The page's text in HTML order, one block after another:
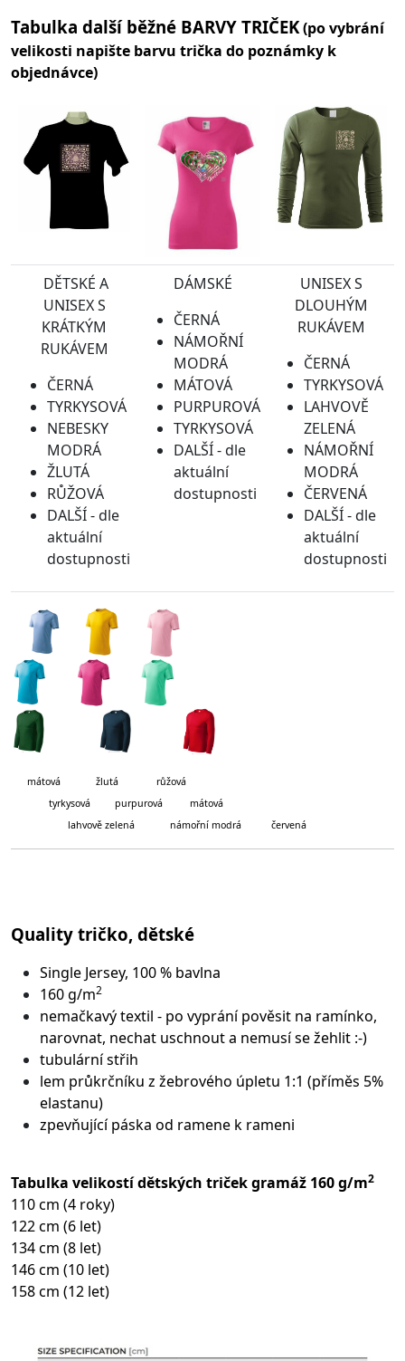
Tabulka další běžné BARVY TRIČEK(po vybrání
velikosti napište barvu trička do poznámky k
objednávce)
DĚTSKÉ A
UNISEX S
KRÁTKÝM
RUKÁVEM
ČERNÁ
TYRKYSOVÁ
NEBESKY
MODRÁ
ŽLUTÁ
RŮŽOVÁ
DALŠÍ - dle
aktuální
dostupnosti
DÁMSKÉ
ČERNÁ
NÁMOŘNÍ
MODRÁ
MÁTOVÁ
PURPUROVÁ
TYRKYSOVÁ
DALŠÍ - dle
aktuální
dostupnosti
UNISEX S
DLOUHÝM
RUKÁVEM
ČERNÁ
TYRKYSOVÁ
LAHVOVĚ
ZELENÁ
NÁMOŘNÍ
MODRÁ
ČERVENÁ
DALŠÍ - dle
aktuální
dostupnosti
mátová
žlutá růžová
tyrkysová purpurová mátová
lahvově zelená námořní modrá červená
Quality tričko, dětské
Single Jersey, 100 % bavlna
160 g/m2
nemačkavý textil - po vyprání pověsit na ramínko,
narovnat, nechat uschnout a nemusí se žehlit :-)
tubulární střih
lem průkrčníku z žebrového úpletu 1:1 (příměs 5%
elastanu)
zpevňující páska od ramene k rameni
Tabulka velikostí dětských triček gramáž 160 g/m2
110 cm (4 roky)
122 cm (6 let)
134 cm (8 let)
146 cm (10 let)
158 cm (12 let)